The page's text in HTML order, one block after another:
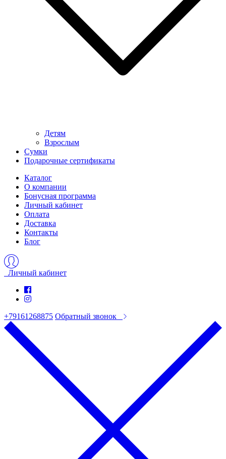
Детям
Взрослым
Сумки
Подарочные сертификаты
Каталог
О компании
Бонусная программа
Личный кабинет
Оплата
Доставка
Контакты
Блог
Личный кабинет
+79161268875 Обратный звонок